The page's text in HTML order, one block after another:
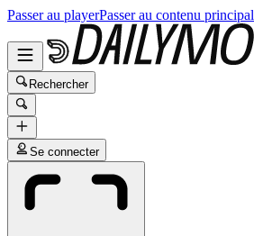
Passer au playerPasser au contenu principal
Rechercher
Se connecter